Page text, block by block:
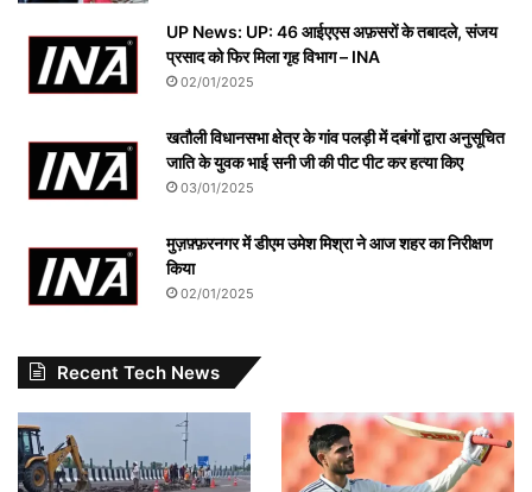
UP News: UP: 46 आईएएस अफ़सरों के तबादले, संजय
प्रसाद को फिर मिला गृह विभाग – INA
02/01/2025
खतौली विधानसभा क्षेत्र के गांव पलड़ी में दबंगों द्वारा अनुसूचित
जाति के युवक भाई सनी जी की पीट पीट कर हत्या किए
03/01/2025
मुज़फ़्फ़रनगर में डीएम उमेश मिश्रा ने आज शहर का निरीक्षण
किया
02/01/2025
Recent Tech News